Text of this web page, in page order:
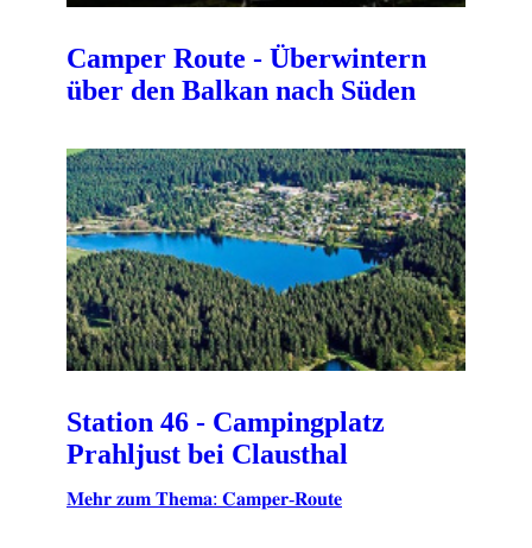
Camper Route - Überwintern
über den Balkan nach Süden
Station 46 - Campingplatz
Prahljust bei Clausthal
𝐌𝐞𝐡𝐫 𝐳𝐮𝐦 𝐓𝐡𝐞𝐦𝐚: 𝐂𝐚𝐦𝐩𝐞𝐫-𝐑𝐨𝐮𝐭𝐞